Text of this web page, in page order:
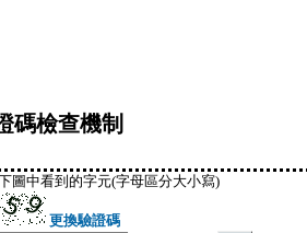
碼檢查機制
圖中看到的字元(字母區分大小寫)
更換驗證碼